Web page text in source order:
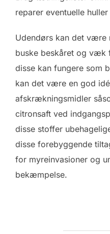
reparer eventuelle
Udendørs kan det være
buske beskåret og væk
disse kan fungere som
kan det være en god
afskrækningsmidler
citronsaft ved
disse stoffer
disse forebyggende
for myreinvasioner og
bekæmpelse.